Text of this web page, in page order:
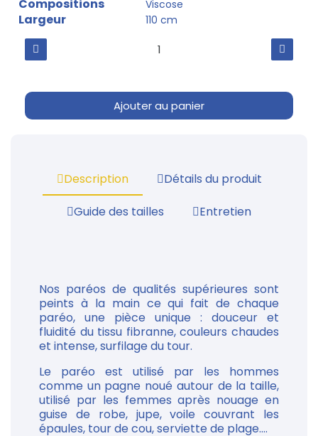
Compositions Viscose
Largeur 110 cm
Ajouter au panier
Description
Détails du produit
Guide des tailles
Entretien
Nos paréos de qualités supérieures sont
peints à la main ce qui fait de chaque
paréo, une pièce unique : douceur et
fluidité du tissu fibranne, couleurs chaudes
et intense, surfilage du tour.
Le paréo est utilisé par les hommes
comme un pagne noué autour de la taille,
utilisé par les femmes après nouage en
guise de robe, jupe, voile couvrant les
épaules, tour de cou, serviette de plage....